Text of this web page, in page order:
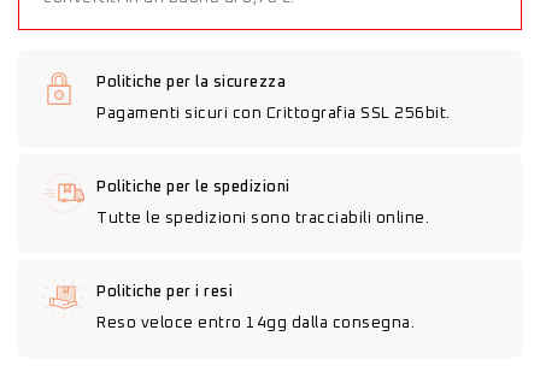
Politiche per la sicurezza
Pagamenti sicuri con Crittografia SSL 256bit.
Politiche per le spedizioni
Tutte le spedizioni sono tracciabili online.
Politiche per i resi
Reso veloce entro 14gg dalla consegna.